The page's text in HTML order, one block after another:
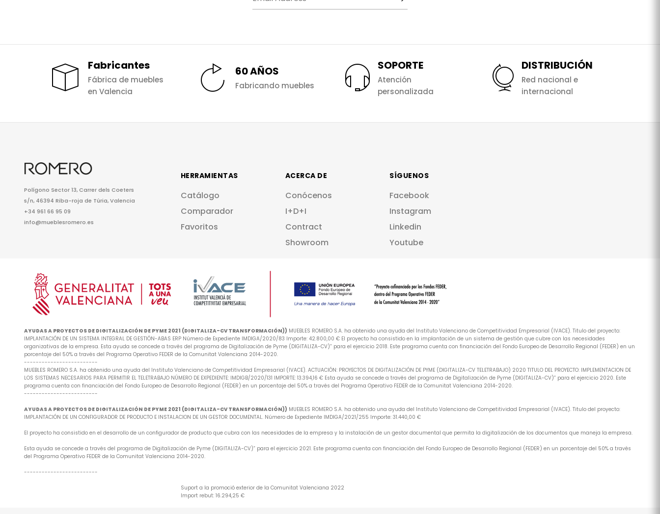
Fabricantes
Fábrica de muebles
en Valencia
60 AÑOS
Fabricando muebles
SOPORTE
Atención
personalizada
DISTRIBUCIÓN
Red nacional e
internacional
Polígono Sector 13, Carrer dels Coeters
s/n, 46394 Riba-roja de Túria, Valencia
+34 961 66 95 09
info@mueblesromero.es
HERRAMIENTAS
Catálogo
Comparador
Favoritos
ACERCA DE
Conócenos
I+D+I
Contract
Showroom
SÍGUENOS
Facebook
Instagram
Linkedin
Youtube
AYUDAS A PROYECTOS DE DIGITALIZACIÓN DE PYME 2021 (DIGITALIZA-CV TRANSFORMACIÓN)) MUEBLES ROMERO S.A. ha obtenido una ayuda del Instituto Valenciano de Competitividad Empresarial (IVACE). Titulo del proyecto:
IMPLANTACIÓN DE UN SISTEMA INTEGRAL DE GESTIÓN-ABAS ERP Número de Expediente IMDIGA/2020/83 Importe: 42.800,00 € El proyecto ha consistido en la implantación de un sistema de gestión que cubre con las necesidades
organizativas de la empresa. Esta ayuda se concede a través del programa de Digitalización de Pyme (DIGITALIZA-CV)” para el ejercicio 2018. Este programa cuenta con financiación del Fondo Europeo de Desarrollo Regional (FEDER) en un
porcentaje del 50% a través del Programa Operativo FEDER de la Comunitat Valenciana 2014-2020.
-------------------------
MUEBLES ROMERO S.A. ha obtenido una ayuda del Instituto Valenciano de Competitividad Empresarial (IVACE). ACTUACIÓN: PROYECTOS DE DIGITALIZACIÓN DE PYME (DIGITALIZA-CV TELETRABAJO) 2020 TITULO DEL PROYECTO: IMPLEMENTACION DE
LOS SISTEMAS NECESARIOS PARA PERMITIR EL TELETRABAJO NÚMERO DE EXPEDIENTE: IMDIGB/2020/131 IMPORTE: 13.394,16 € Esta ayuda se concede a través del programa de Digitalización de Pyme (DIGITALIZA-CV)” para el ejercicio 2020. Este
programa cuenta con financiación del Fondo Europeo de Desarrollo Regional (FEDER) en un porcentaje del 50% a través del Programa Operativo FEDER de la Comunitat Valenciana 2014-2020.
-------------------------
AYUDAS A PROYECTOS DE DIGITALIZACIÓN DE PYME 2021 (DIGITALIZA-CV TRANSFORMACIÓN)) MUEBLES ROMERO S.A. ha obtenido una ayuda del Instituto Valenciano de Competitividad Empresarial (IVACE). Titulo del proyecto:
IMPLANTACIÓN DE UN CONFIGURADOR DE PRODUCTO E INSTALACION DE UN GESTOR DOCUMENTAL. Número de Expediente IMDIGA/2021/255 Importe: 31.440,00 €
El proyecto ha consistido en el desarrollo de un configurador de producto que cubra con las necesidades de la empresa y la instalación de un gestor documental que permita la digitalización de los documentos que maneja la empresa.
Esta ayuda se concede a través del programa de Digitalización de Pyme (DIGITALIZA-CV)” para el ejercicio 2021. Este programa cuenta con financiación del Fondo Europeo de Desarrollo Regional (FEDER) en un porcentaje del 50% a través
del Programa Operativo FEDER de la Comunitat Valenciana 2014-2020.
-------------------------
Suport a la promoció exterior de la Comunitat Valenciana 2022
Import rebut: 16.294,25 €